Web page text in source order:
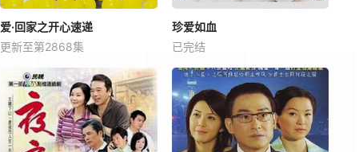
爱·回家之开心速递
更新至第2868集
珍爱如血
已完结